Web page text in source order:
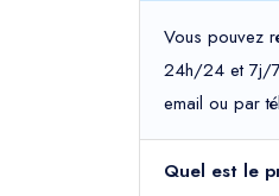
Vous pouvez
24h/24 et 7j/
email ou par
Quel est le